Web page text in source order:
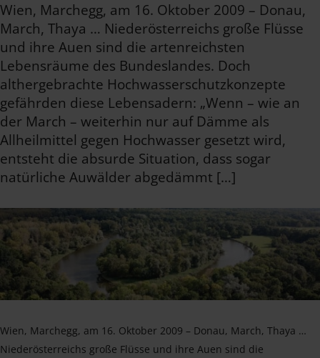
Wien, Marchegg, am 16. Oktober 2009 – Donau,
March, Thaya … Niederösterreichs große Flüsse
und ihre Auen sind die artenreichsten
Lebensräume des Bundeslandes. Doch
althergebrachte Hochwasserschutzkonzepte
gefährden diese Lebensadern: „Wenn – wie an
der March – weiterhin nur auf Dämme als
Allheilmittel gegen Hochwasser gesetzt wird,
entsteht die absurde Situation, dass sogar
natürliche Auwälder abgedämmt […]
Wien, Marchegg, am 16. Oktober 2009 – Donau, March, Thaya …
Niederösterreichs große Flüsse und ihre Auen sind die